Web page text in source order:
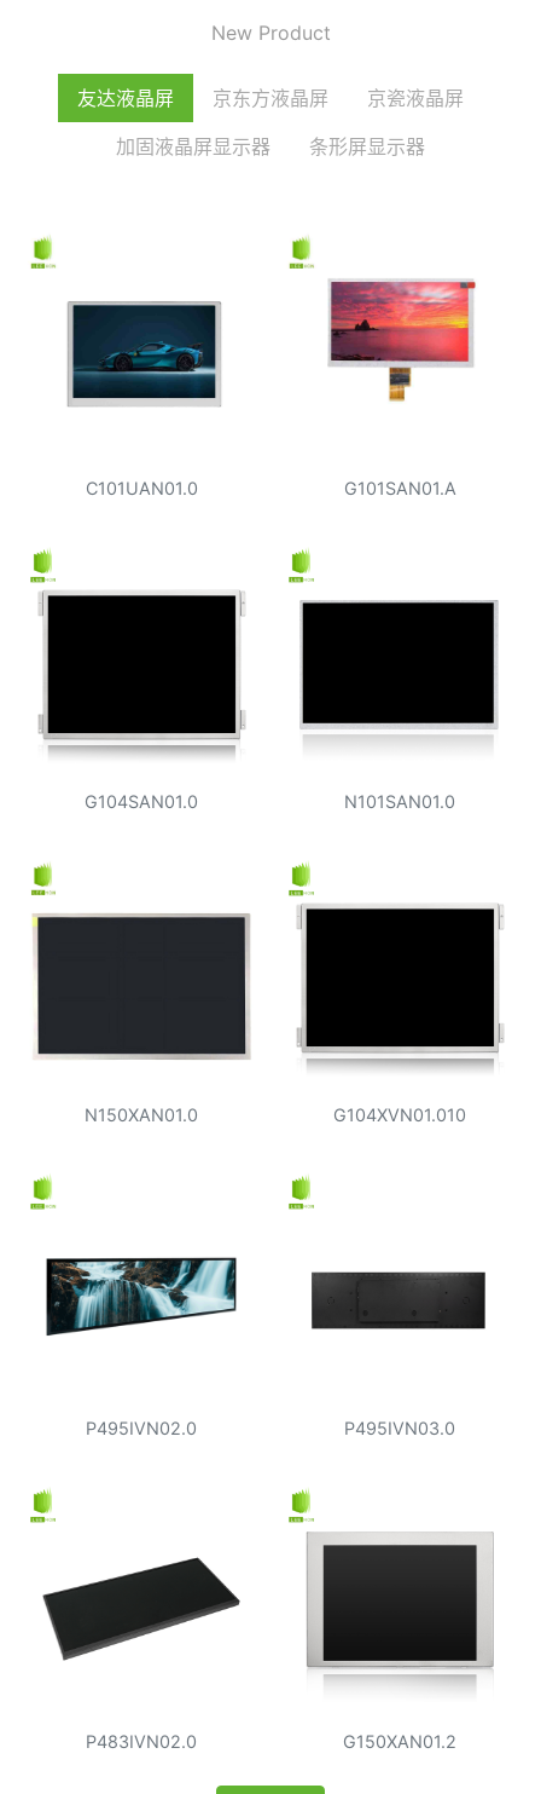
友达液晶屏 京东方液晶屏
京瓷液晶屏
加固液晶屏显示器
条形屏显示器
C101UAN01.0 G101SAN01.A
G104SAN01.0 N101SAN01.0
N150XAN01.0 G104XVN01.010
P495IVN02.0 P495IVN03.0
P483IVN02.0 G150XAN01.2